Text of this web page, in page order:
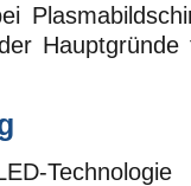
Technologie